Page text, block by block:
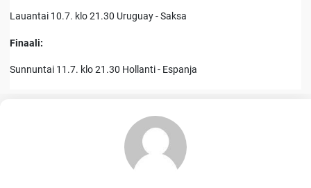
Lauantai 10.7. klo 21.30 Uruguay - Saksa
Finaali:
Sunnuntai 11.7. klo 21.30 Hollanti - Espanja